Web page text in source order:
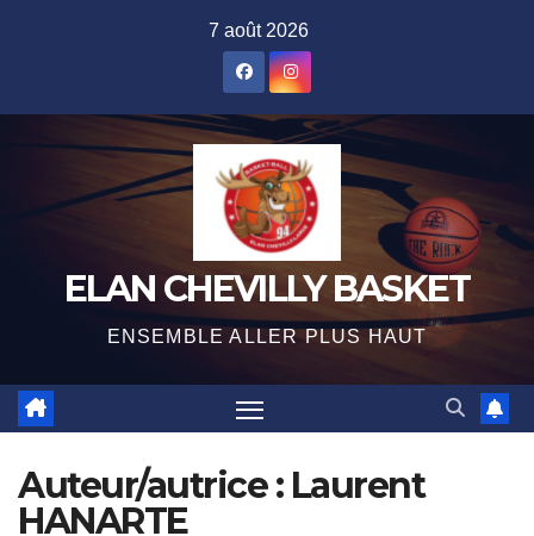
7 août 2026
ELAN CHEVILLY BASKET
ENSEMBLE ALLER PLUS HAUT
Auteur/autrice : Laurent
HANARTE